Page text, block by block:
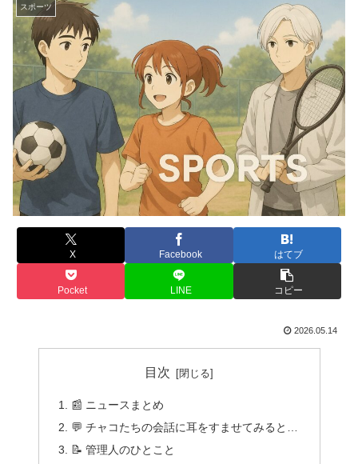
スポーツ
X Facebook はてブ
Pocket LINE コピー
2026.05.14
目次
📰 ニュースまとめ
💬 チャコたちの会話に耳をすませてみると…
📝 管理人のひとこと